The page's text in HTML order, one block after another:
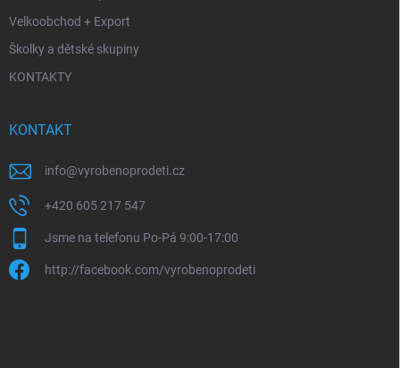
Velkoobchod + Export
Školky a dětské skupiny
KONTAKTY
KONTAKT
info@vyrobenoprodeti.cz
+420 605 217 547
Jsme na telefonu Po-Pá 9:00-17:00
http://facebook.com/vyrobenoprodeti